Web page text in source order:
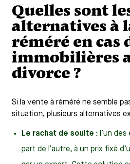
Quelles sont
alternatives à
réméré en cas
immobilières
divorce ?
Si la vente à réméré ne semble
situation, plusieurs alternatives
Le rachat de soulte : l’un
part de l’autre, à un prix fixé